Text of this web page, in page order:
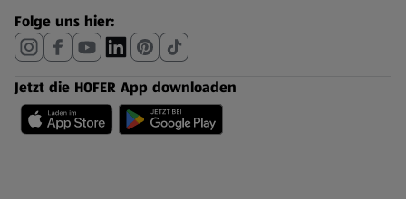
Folge uns hier:
Jetzt die HOFER App downloaden